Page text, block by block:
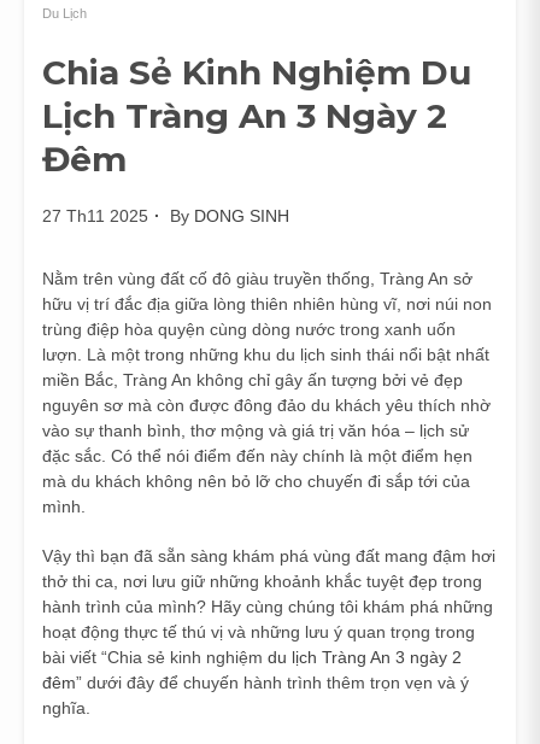
Du Lịch
Chia Sẻ Kinh Nghiệm Du
Lịch Tràng An 3 Ngày 2
Đêm
27 Th11 2025 By DONG SINH
Nằm trên vùng đất cố đô giàu truyền thống, Tràng An sở
hữu vị trí đắc địa giữa lòng thiên nhiên hùng vĩ, nơi núi non
trùng điệp hòa quyện cùng dòng nước trong xanh uốn
lượn. Là một trong những khu du lịch sinh thái nổi bật nhất
miền Bắc, Tràng An không chỉ gây ấn tượng bởi vẻ đẹp
nguyên sơ mà còn được đông đảo du khách yêu thích nhờ
vào sự thanh bình, thơ mộng và giá trị văn hóa – lịch sử
đặc sắc. Có thể nói điểm đến này chính là một điểm hẹn
mà du khách không nên bỏ lỡ cho chuyến đi sắp tới của
mình.
Vậy thì bạn đã sẵn sàng khám phá vùng đất mang đậm hơi
thở thi ca, nơi lưu giữ những khoảnh khắc tuyệt đẹp trong
hành trình của mình? Hãy cùng chúng tôi khám phá những
hoạt động thực tế thú vị và những lưu ý quan trọng trong
bài viết “Chia sẻ kinh nghiệm du lịch Tràng An 3 ngày 2
đêm” dưới đây để chuyến hành trình thêm trọn vẹn và ý
nghĩa.